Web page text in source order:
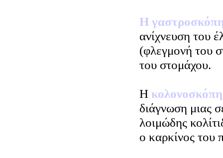
Η
ανίχνευση του
(φλεγμονή του
του στομάχου.
Η
διάγνωση μιας
λοιμώδης
ο καρκίνος του